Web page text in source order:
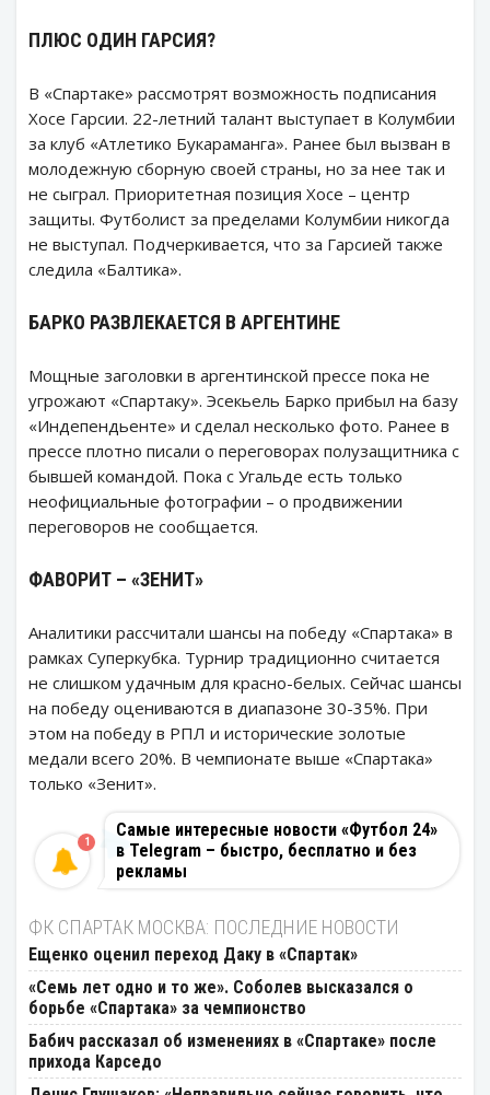
ПЛЮС ОДИН ГАРСИЯ?
В «Спартаке» рассмотрят возможность подписания
Хосе Гарсии. 22-летний талант выступает в Колумбии
за клуб «Атлетико Букараманга». Ранее был вызван в
молодежную сборную своей страны, но за нее так и
не сыграл. Приоритетная позиция Хосе – центр
защиты. Футболист за пределами Колумбии никогда
не выступал. Подчеркивается, что за Гарсией также
следила «Балтика».
БАРКО РАЗВЛЕКАЕТСЯ В АРГЕНТИНЕ
Мощные заголовки в аргентинской прессе пока не
угрожают «Спартаку». Эсекьель Барко прибыл на базу
«Индепендьенте» и сделал несколько фото. Ранее в
прессе плотно писали о переговорах полузащитника с
бывшей командой. Пока с Угальде есть только
неофициальные фотографии – о продвижении
переговоров не сообщается.
ФАВОРИТ – «ЗЕНИТ»
Аналитики рассчитали шансы на победу «Спартака» в
рамках Суперкубка. Турнир традиционно считается
не слишком удачным для красно-белых. Сейчас шансы
на победу оцениваются в диапазоне 30-35%. При
этом на победу в РПЛ и исторические золотые
медали всего 20%. В чемпионате выше «Спартака»
только «Зенит».
Самые интересные новости «Футбол 24»
в Telegram – быстро, бесплатно и без
рекламы
1
ФК СПАРТАК МОСКВА: ПОСЛЕДНИЕ НОВОСТИ
Ещенко оценил переход Даку в «Спартак»
«Семь лет одно и то же». Соболев высказался о
борьбе «Спартака» за чемпионство
Бабич рассказал об изменениях в «Спартаке» после
прихода Карседо